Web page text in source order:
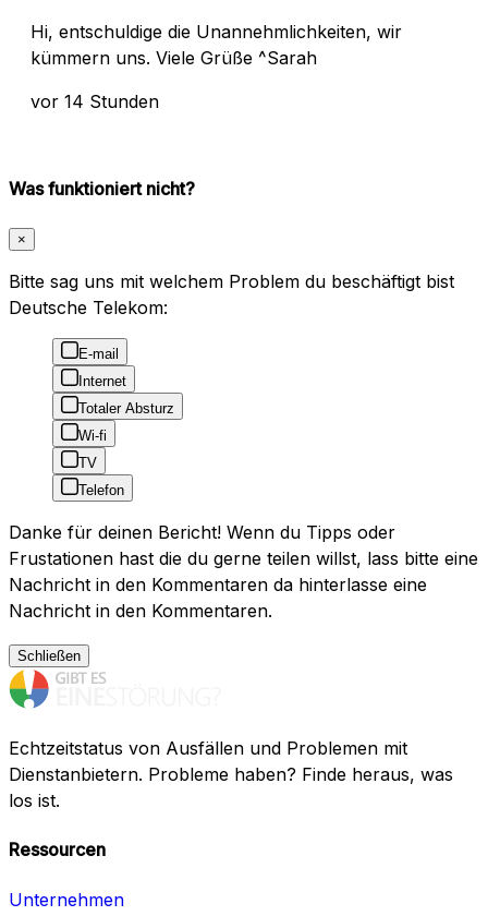
Hi, entschuldige die Unannehmlichkeiten, wir
kümmern uns. Viele Grüße ^Sarah
vor 14 Stunden
Was funktioniert nicht?
×
Bitte sag uns mit welchem Problem du beschäftigt bist
Deutsche Telekom:
E-mail
Internet
Totaler Absturz
Wi-fi
TV
Telefon
Danke für deinen Bericht! Wenn du Tipps oder
Frustationen hast die du gerne teilen willst, lass bitte eine
Nachricht in den Kommentaren da hinterlasse eine
Nachricht in den Kommentaren.
Schließen
Echtzeitstatus von Ausfällen und Problemen mit
Dienstanbietern. Probleme haben? Finde heraus, was
los ist.
Ressourcen
Unternehmen